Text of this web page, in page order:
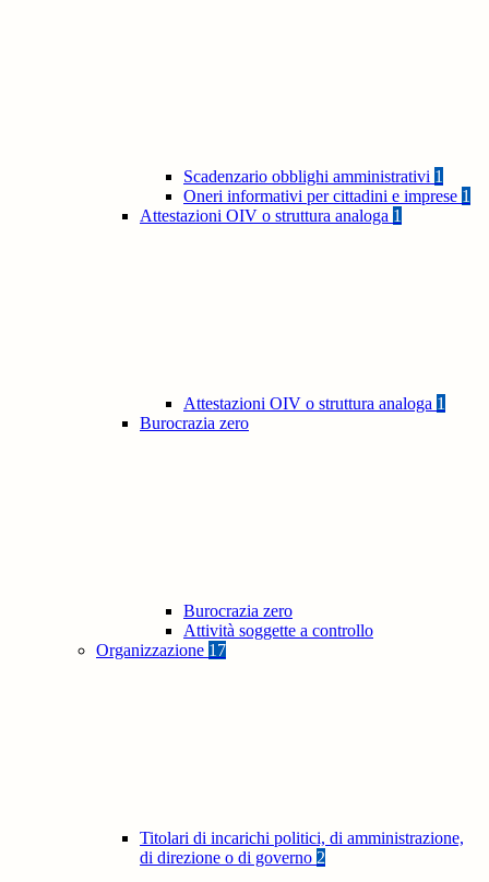
Scadenzario obblighi amministrativi 1
Oneri informativi per cittadini e imprese 1
Attestazioni OIV o struttura analoga 1
Attestazioni OIV o struttura analoga 1
Burocrazia zero
Burocrazia zero
Attività soggette a controllo
Organizzazione 17
Titolari di incarichi politici, di amministrazione,
di direzione o di governo 2